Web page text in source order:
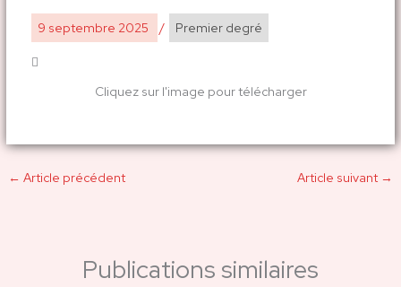
9 septembre 2025 / Premier degré
Cliquez sur l'image pour télécharger
← Article précédent Article suivant →
Publications similaires